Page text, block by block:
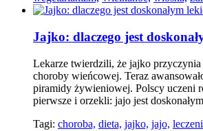
Jajko: dlaczego jest
Lekarze twierdzili, że jajko
choroby wieńcowej. Teraz
piramidy żywieniowej. Polscy uczeni
pierwsze i orzekli: jajo jest
Tagi: choroba, dieta, jajko, jajo,